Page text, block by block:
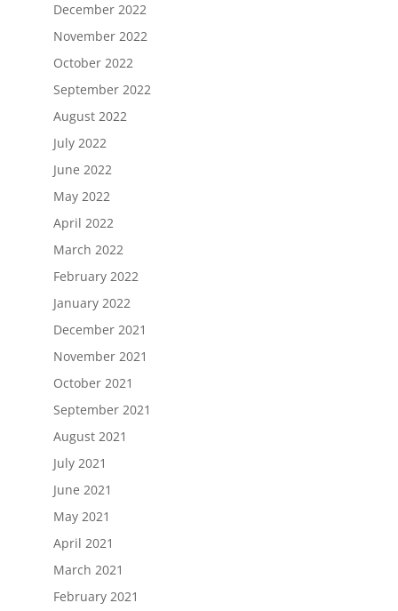
December 2022
November 2022
October 2022
September 2022
August 2022
July 2022
June 2022
May 2022
April 2022
March 2022
February 2022
January 2022
December 2021
November 2021
October 2021
September 2021
August 2021
July 2021
June 2021
May 2021
April 2021
March 2021
February 2021